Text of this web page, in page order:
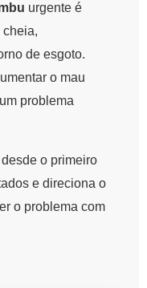
urgente é
cheia,
de esgoto.
o mau
problema
o primeiro
e direciona o
o problema com